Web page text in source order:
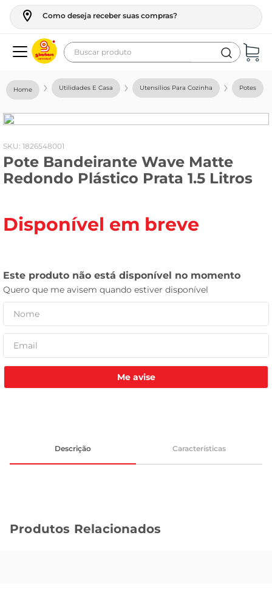
Como deseja receber suas compras?
Buscar produto
Utilidades E Casa Utensílios Para Cozinha Potes
: 1826548001
Pote Bandeirante Wave Matte
Redondo Plástico Prata 1.5 Litros
Disponível em breve
Me avise
Descrição Características
Produtos Relacionados
geladeira
fogao
café
cerveja
vinho
leite pó